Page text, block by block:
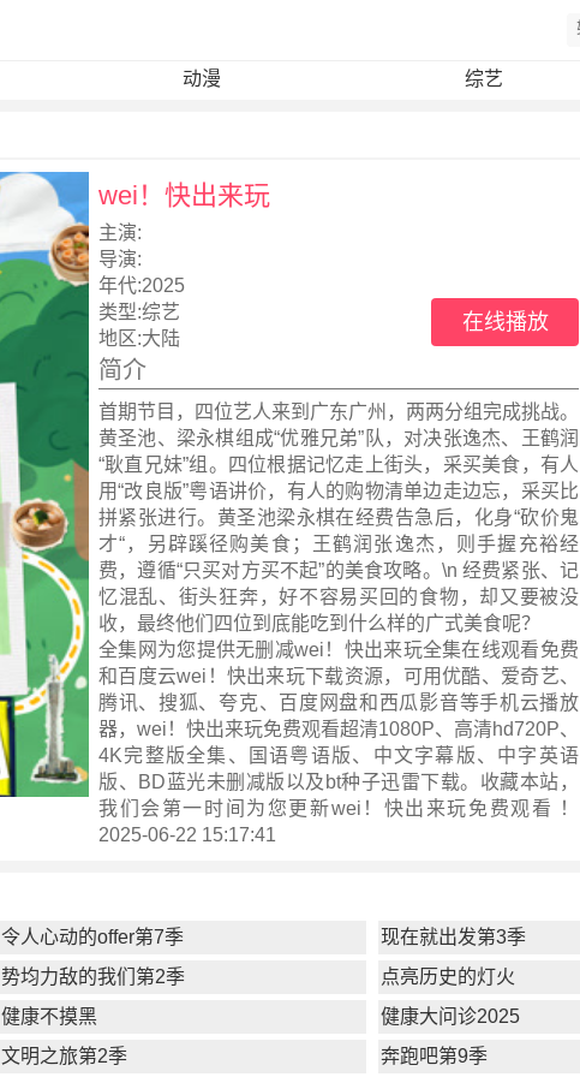
动漫 综艺
wei！快出来玩
主演:
导演:
年代:2025
类型:综艺
地区:大陆
在线播放
简介
首期节目，四位艺人来到广东广州，两两分组完成挑战。
黄圣池、梁永棋组成“优雅兄弟”队，对决张逸杰、王鹤润
“耿直兄妹”组。四位根据记忆走上街头，采买美食，有人
用“改良版”粤语讲价，有人的购物清单边走边忘，采买比
拼紧张进行。黄圣池梁永棋在经费告急后，化身“砍价鬼
才“，另辟蹊径购美食；王鹤润张逸杰，则手握充裕经
费，遵循“只买对方买不起”的美食攻略。\n 经费紧张、记
忆混乱、街头狂奔，好不容易买回的食物，却又要被没
收，最终他们四位到底能吃到什么样的广式美食呢？
全集网为您提供无删减wei！快出来玩全集在线观看免费
和百度云wei！快出来玩下载资源，可用优酷、爱奇艺、
腾讯、搜狐、夸克、百度网盘和西瓜影音等手机云播放
器，wei！快出来玩免费观看超清1080P、高清hd720P、
4K完整版全集、国语粤语版、中文字幕版、中字英语
版、BD蓝光未删减版以及bt种子迅雷下载。收藏本站，
我们会第一时间为您更新wei！快出来玩免费观看 ！
2025-06-22 15:17:41
令人心动的offer第7季
现在就出发第3季
势均力敌的我们第2季
点亮历史的灯火
健康不摸黑
健康大问诊2025
文明之旅第2季 奔跑吧第9季